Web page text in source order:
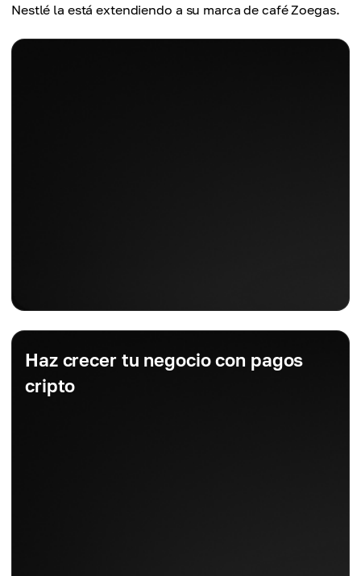
Nestlé la está extendiendo a su marca de café Zoegas.
Haz crecer tu negocio con pagos
cripto